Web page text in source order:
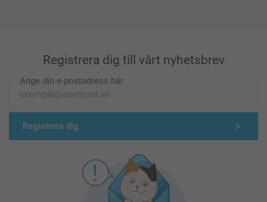
Registrera dig till vårt nyhetsbrev
Ange din e-postadress här
Registrera dig